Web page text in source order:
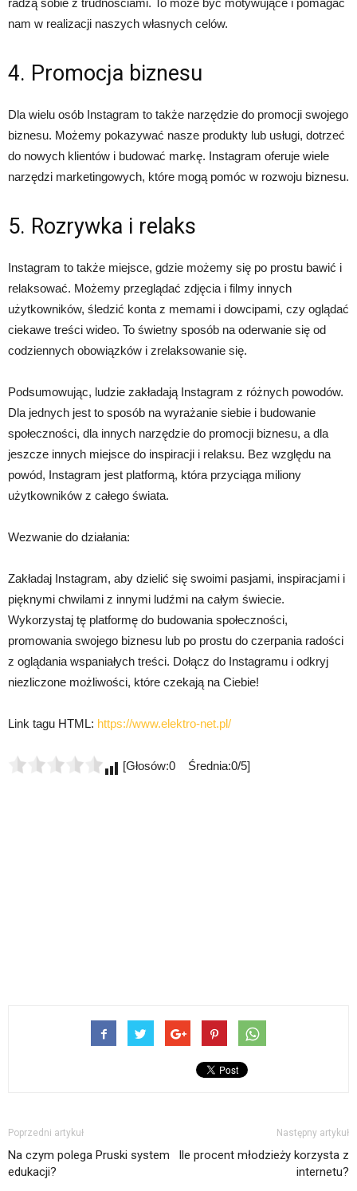
nam w realizacji naszych własnych celów.
4. Promocja biznesu
Dla wielu osób Instagram to także narzędzie do promocji swojego
biznesu. Możemy pokazywać nasze produkty lub usługi, dotrzeć
do nowych klientów i budować markę. Instagram oferuje wiele
narzędzi marketingowych, które mogą pomóc w rozwoju biznesu.
5. Rozrywka i relaks
Instagram to także miejsce, gdzie możemy się po prostu bawić i
relaksować. Możemy przeglądać zdjęcia i filmy innych
użytkowników, śledzić konta z memami i dowcipami, czy oglądać
ciekawe treści wideo. To świetny sposób na oderwanie się od
codziennych obowiązków i zrelaksowanie się.
Podsumowując, ludzie zakładają Instagram z różnych powodów.
Dla jednych jest to sposób na wyrażanie siebie i budowanie
społeczności, dla innych narzędzie do promocji biznesu, a dla
jeszcze innych miejsce do inspiracji i relaksu. Bez względu na
powód, Instagram jest platformą, która przyciąga miliony
użytkowników z całego świata.
Wezwanie do działania:
Zakładaj Instagram, aby dzielić się swoimi pasjami, inspiracjami i
pięknymi chwilami z innymi ludźmi na całym świecie.
Wykorzystaj tę platformę do budowania społeczności,
promowania swojego biznesu lub po prostu do czerpania radości
z oglądania wspaniałych treści. Dołącz do Instagramu i odkryj
niezliczone możliwości, które czekają na Ciebie!
Link tagu HTML: https://www.elektro-net.pl/
[Głosów:0 Średnia:0/5]
Poprzedni artykuł
Na czym polega Pruski system
edukacji?
Następny artykuł
Ile procent młodzieży korzysta z
internetu?